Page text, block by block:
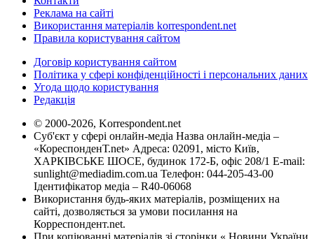
Реклама на сайті
Використання матеріалів korrespondent.net
Правила користування сайтом
Договір користування сайтом
Політика у сфері конфіденційності і персональних даних
Угода щодо користування
Редакція
© 2000-2026, Korrespondent.net
Суб'єкт у сфері онлайн-медіа Назва онлайн-медіа –
«КореспонденТ.net» Адреса: 02091, місто Київ,
ХАРКІВСЬКЕ ШОСЕ, будинок 172-Б, офіс 208/1 E-mail:
sunlight@mediadim.com.ua Телефон: 044-205-43-00
Ідентифікатор медіа – R40-06068
Використання будь-яких матеріалів, розміщених на
сайті, дозволяється за умови посилання на
Корреспондент.net.
При копіюванні матеріалів зі сторінки « Новини України